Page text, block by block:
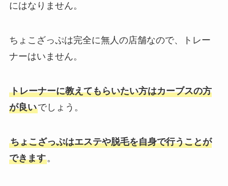
にはなりません。
ちょこざっぷは完全に無人の店舗なので、トレー
ナーはいません。
トレーナーに教えてもらいたい方はカーブスの方
が良いでしょう。
ちょこざっぷはエステや脱毛を自身で行うことが
できます。